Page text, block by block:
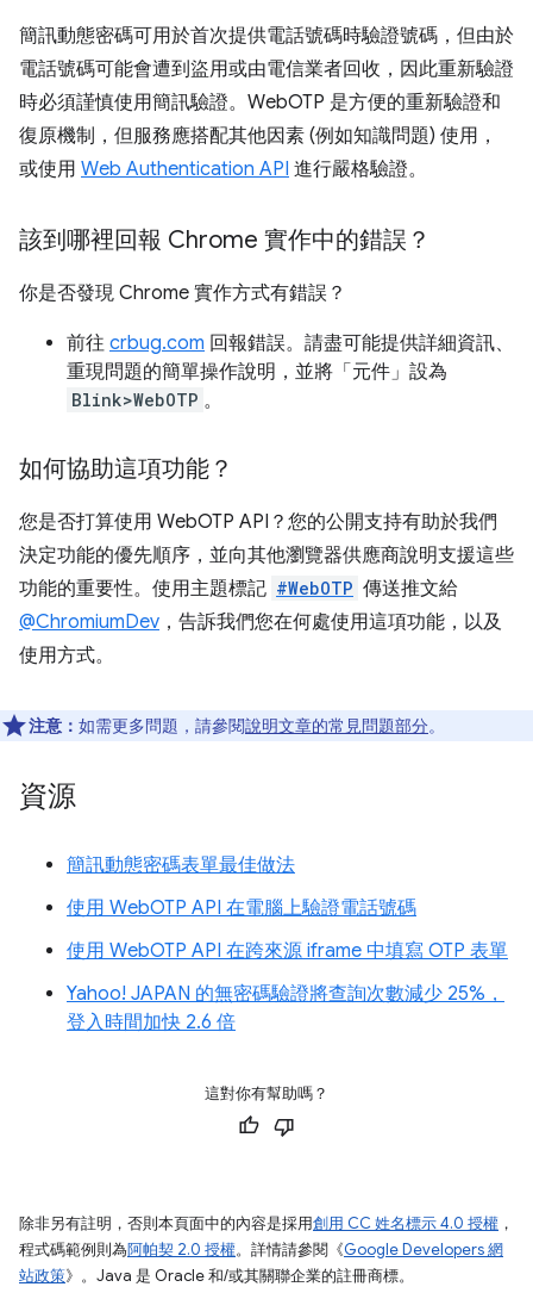
簡訊動態密碼可用於首次提供電話號碼時驗證號碼，但由於
電話號碼可能會遭到盜用或由電信業者回收，因此重新驗證
時必須謹慎使用簡訊驗證。WebOTP 是方便的重新驗證和
復原機制，但服務應搭配其他因素 (例如知識問題) 使用，
或使用 Web Authentication API 進行嚴格驗證。
該到哪裡回報 Chrome 實作中的錯誤？
你是否發現 Chrome 實作方式有錯誤？
前往 crbug.com 回報錯誤。請盡可能提供詳細資訊、
重現問題的簡單操作說明，並將「元件」 設為
Blink>WebOTP 。
如何協助這項功能？
您是否打算使用 WebOTP API？您的公開支持有助於我們
決定功能的優先順序，並向其他瀏覽器供應商說明支援這些
功能的重要性。使用主題標記 #WebOTP 傳送推文給
@ChromiumDev ，告訴我們您在何處使用這項功能，以及
使用方式。
注意： 如需更多問題，請參閱說明文章的常見問題部分。
資源
簡訊動態密碼表單最佳做法
使用 WebOTP API 在電腦上驗證電話號碼
使用 WebOTP API 在跨來源 iframe 中填寫 OTP 表單
Yahoo! JAPAN 的無密碼驗證將查詢次數減少 25%，
登入時間加快 2.6 倍
這對你有幫助嗎？
除非另有註明，否則本頁面中的內容是採用創用 CC 姓名標示 4.0 授權 ，
程式碼範例則為阿帕契 2.0 授權。詳情請參閱《Google Developers 網
站政策》。Java 是 Oracle 和/或其關聯企業的註冊商標。